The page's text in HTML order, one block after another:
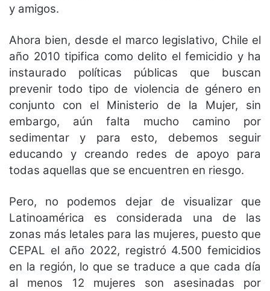
y amigos.
Ahora bien, desde el marco legislativo, Chile el
año 2010 tipifica como delito el femicidio y ha
instaurado políticas públicas que buscan
prevenir todo tipo de violencia de género en
conjunto con el Ministerio de la Mujer, sin
embargo, aún falta mucho camino por
sedimentar y para esto, debemos seguir
educando y creando redes de apoyo para
todas aquellas que se encuentren en riesgo.
Pero, no podemos dejar de visualizar que
Latinoamérica es considerada una de las
zonas más letales para las mujeres, puesto que
CEPAL el año 2022, registró 4.500 femicidios
en la región, lo que se traduce a que cada día
al menos 12 mujeres son asesinadas por